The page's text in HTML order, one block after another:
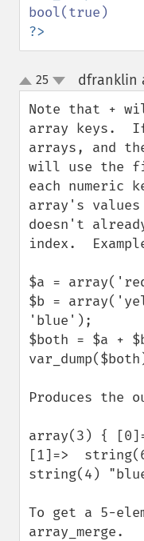
?>
up
down
25 dfranklin
Note that +
array keys.  If
arrays, and
will use the
each numeric
array's
doesn't
index.
$a =
$b =
'blue');
$both = $a +
Produces the
array(3) {
[1]=>
string(4)
To get a 5-
array_merge.